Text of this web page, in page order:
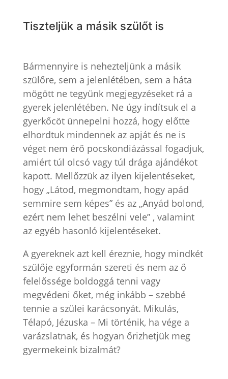
Tiszteljük a másik szülőt is
Bármennyire is nehezteljünk a másik
szülőre, sem a jelenlétében, sem a háta
mögött ne tegyünk megjegyzéseket rá a
gyerek jelenlétében. Ne úgy indítsuk el a
gyerkőcöt ünnepelni hozzá, hogy előtte
elhordtuk mindennek az apját és ne is
véget nem érő pocskondiázással fogadjuk,
amiért túl olcsó vagy túl drága ajándékot
kapott. Mellőzzük az ilyen kijelentéseket,
hogy „Látod, megmondtam, hogy apád
semmire sem képes” és az „Anyád bolond,
ezért nem lehet beszélni vele” , valamint
az egyéb hasonló kijelentéseket.
A gyereknek azt kell éreznie, hogy mindkét
szülője egyformán szereti és nem az ő
felelőssége boldoggá tenni vagy
megvédeni őket, még inkább – szebbé
tennie a szülei karácsonyát. Mikulás,
Télapó, Jézuska – Mi történik, ha vége a
varázslatnak, és hogyan őrizhetjük meg
gyermekeink bizalmát?